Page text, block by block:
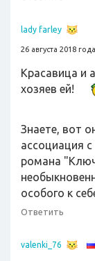
lady farley
26 августа 2018
Красавица и
хозяев ей!
Знаете, вот
ассоциация
романа
особого к
Ответить
valenki_76